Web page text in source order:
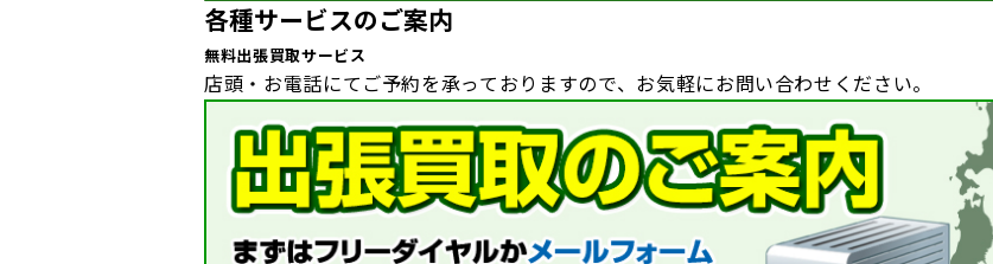
各種サービスのご案内
無料出張買取サービス
店頭・お電話にてご予約を承っておりますので、お気軽にお問い合わせください。